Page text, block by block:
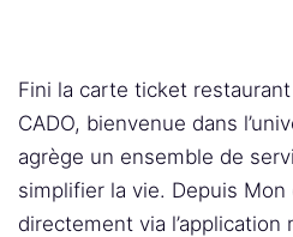
Fini la carte ticket
CADO, bienvenue dans
agrège un ensemble de
simplifier la vie. Depuis
directement via